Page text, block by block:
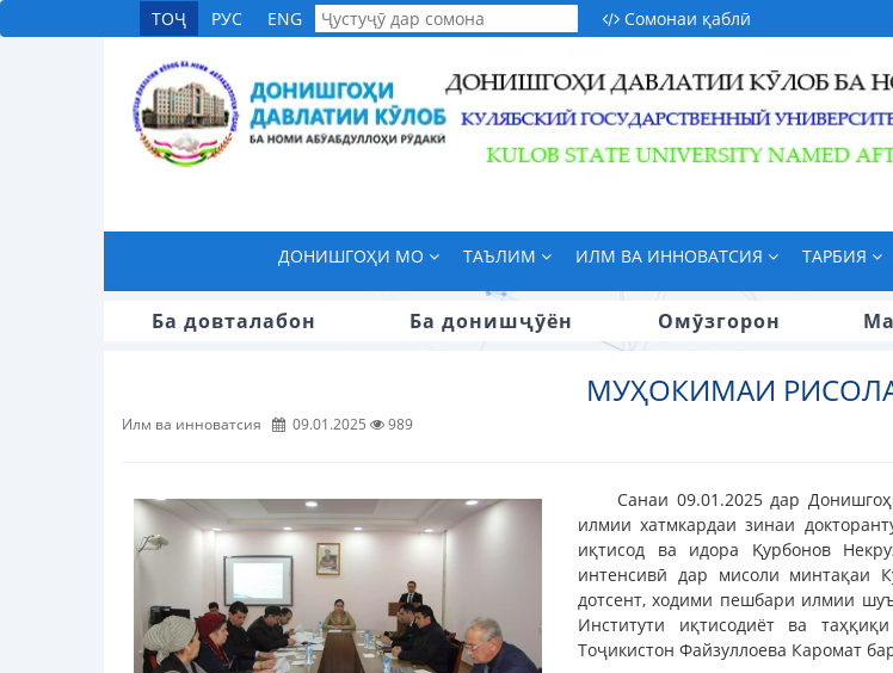
ТОҶ РУС ENG Сомонаи қаблӣ
ДОНИШГОҲИ МО ТАЪЛИМ ИЛМ ВА ИННОВАТСИЯ ТАРБИЯ
Ба довталабон Ба донишҷӯён Омӯзгорон
МУҲОКИМАИ
Илм ва инноватсия 09.01.2025 989
Санаи 09.01.2025 дар
илмии хатмкардаи зинаи
иқтисод ва идора Қурбонов
интенсивӣ дар мисоли минтақаи
дотсент, ходими пешбари илмии
Институти иқтисодиёт ва
Тоҷикистон Файзуллоева Каромат